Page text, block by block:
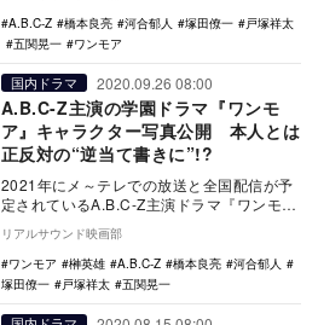
A.B.C-Z
橋本良亮 河合郁人 塚田僚一
戸塚祥太
五関晃一
ワンモア
国内ドラマ 2020.09.26 08:00
A.B.C-Z主演の学園ドラマ『ワンモ
ア』キャラクター写真公開 本人とは
正反対の“逆当て書きに”!?
2021年にメ～テレでの放送と全国配信が予
定されているA.B.C-Z主演ドラマ『ワンモ
ア』のキャラクター情報と写真が公開され
た…
リアルサウンド映画部
ワンモア
榊英雄 A.B.C-Z 橋本良亮
河合郁人
塚田僚一
戸塚祥太 五関晃一